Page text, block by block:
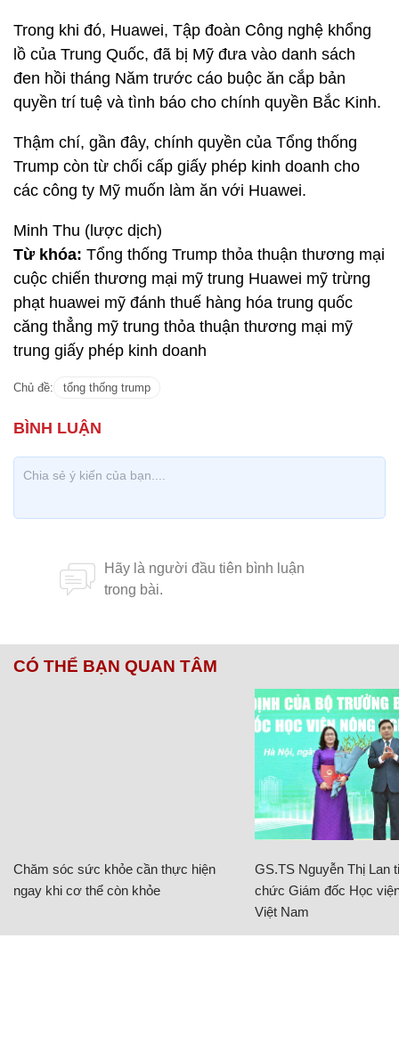
Trong khi đó, Huawei, Tập đoàn Công nghệ khổng
lồ của Trung Quốc, đã bị Mỹ đưa vào danh sách
đen hồi tháng Năm trước cáo buộc ăn cắp bản
quyền trí tuệ và tình báo cho chính quyền Bắc Kinh.
Thậm chí, gần đây, chính quyền của Tổng thống
Trump còn từ chối cấp giấy phép kinh doanh cho
các công ty Mỹ muốn làm ăn với Huawei.
Minh Thu (lược dịch)
Từ khóa: Tổng thống Trump thỏa thuận thương mại
cuộc chiến thương mại mỹ trung Huawei mỹ trừng
phạt huawei mỹ đánh thuế hàng hóa trung quốc
căng thẳng mỹ trung thỏa thuận thương mại mỹ
trung giấy phép kinh doanh
Chủ đề: tổng thống trump
CÓ THỂ BẠN QUAN TÂM
Chăm sóc sức khỏe cần thực hiện
ngay khi cơ thể còn khỏe
GS.TS Nguyễn Thị Lan
chức Giám đốc Học
Việt Nam